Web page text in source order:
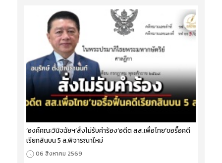
‘องค์คณะวินิจฉัยฯ’สั่งไม่รับคำร้อง‘อดีต สส.เพื่อไทย’ขอรื้อคดี
เรียกสินบน 5 ล.พิจารณาใหม่
06 สิงหาคม 2569